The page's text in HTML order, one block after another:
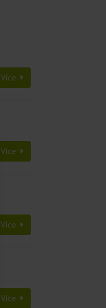
Více
Více
Více
Více